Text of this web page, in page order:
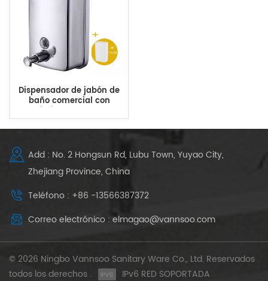
Dispensador de jabón de
baño comercial con
revestimiento a prueba de
Add : No. 2 Hongsun Rd, Lubu Town, Yuyao City,
Zhejiang Province, China
Teléfono : +86 -13566387372
Correo electrónico : elmagao@vannsoo.com
© 2026 Ningbo Vannsoo Sanitary Ware Co., Ltd. Reservados
todos los derechos .
IPv6 RED SOPORTADA